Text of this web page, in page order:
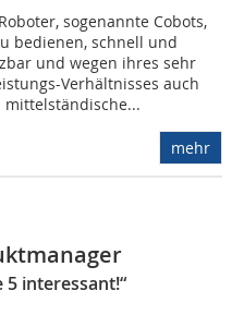
sogenannte Cobots,
bedienen, schnell und
und wegen ihres sehr
Verhältnisses auch
mehr
interessant!“